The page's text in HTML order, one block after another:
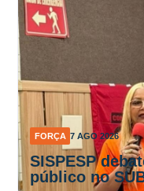
FORÇA 7 AGO 2026
SISPESP
público no